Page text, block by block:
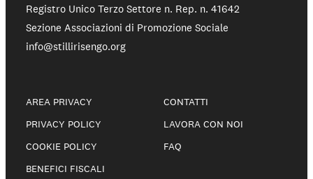
Registro Unico Terzo Settore n. Rep. n. 41642
Sezione Associazioni di Promozione Sociale
info@stillirisengo.org
AREA PRIVACY
PRIVACY POLICY
COOKIE POLICY
BENEFICI FISCALI
CONTATTI
LAVORA CON NOI
FAQ